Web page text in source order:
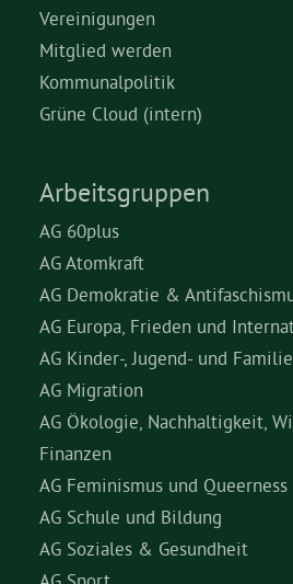
Vereinigungen
Mitglied werden
Kommunalpolitik
Grüne Cloud (intern)
Arbeitsgruppen
AG 60plus
AG Atomkraft
AG Demokratie &
AG Europa, Frieden und
AG Kinder-, Jugend- und
AG Migration
AG Ökologie, Nachhaltigkeit,
Finanzen
AG Feminismus und Queerness
AG Schule und Bildung
AG Soziales & Gesundheit